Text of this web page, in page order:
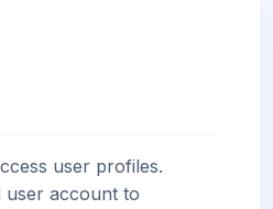
user profiles.
user account to